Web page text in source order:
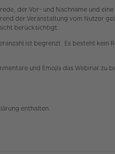
der Vor- und Nachname und
der Veranstaltung vom Nutzer
berücksichtigt.
ist begrenzt. Es besteht
und Emojis das Webinar zu
enthalten.